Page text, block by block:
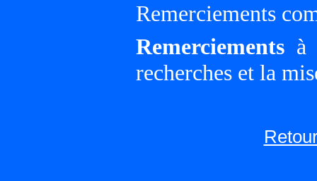
Remerciements
Remerciements à
recherches et la